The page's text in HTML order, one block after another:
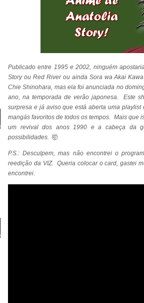
Publicado entre 1995 e 2002, ninguém
Story ou Red River ou ainda Sora wa Akai
Chie Shinohara, mas ela foi anunciada no
ano, na temporada de verão japonesa. Este
surpresa e já aviso que está aberta uma
mangás favoritos de todos os tempos. Mais que
um revival dos anos 1990 e a cabeça da
possibilidades. 🤯
P.S.: Desculpem, mas não encontrei o
reedição da VIZ. Queria colocar o card, gastei
encontrei.